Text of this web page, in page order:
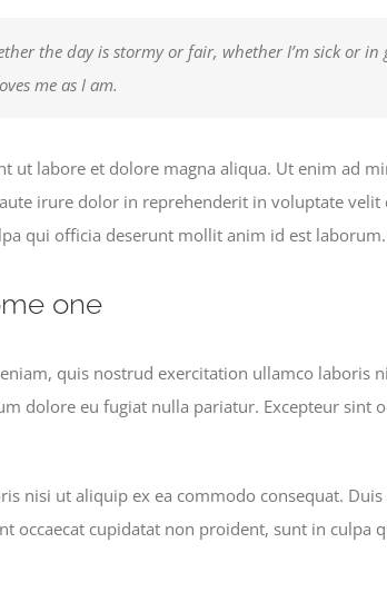
the day is stormy or fair, whether I’m sick or in
me as I am.
ut labore et dolore magna aliqua. Ut enim ad
irure dolor in reprehenderit in voluptate velit
qui officia deserunt mollit anim id est laborum.
one
quis nostrud exercitation ullamco laboris
dolore eu fugiat nulla pariatur. Excepteur sint
nisi ut aliquip ex ea commodo consequat.
occaecat cupidatat non proident, sunt in culpa